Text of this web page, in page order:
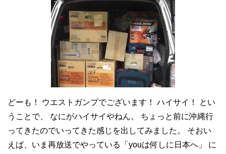
どーも！ ウエストガンプでございます！ ハイサイ！ とい
うことで、 なにがハイサイやねん。 ちょっと前に沖縄行
ってきたのでいってきた感じを出してみました。 そおい
えば、いま再放送でやっている「youは何しに日本へ」 に